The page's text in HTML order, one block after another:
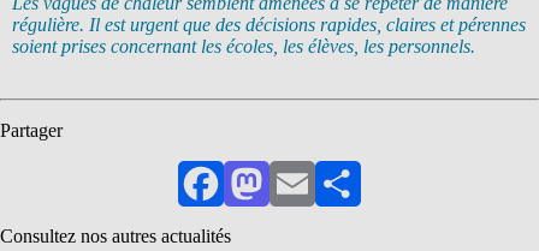
régulière. Il est urgent que des décisions rapides, claires et pérennes
soient prises concernant les écoles, les élèves, les personnels.
Partager
FacebookMastodon
EmailPartager
Consultez nos autres actualités